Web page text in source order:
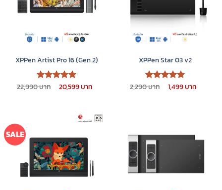
XPPen Artist Pro 16 (Gen 2)
ให้คะแนน
22,990 Original
price
20,599
XPPen Star 03 v2
ให้คะแนน
2,290 Original
price
1,499
SALE